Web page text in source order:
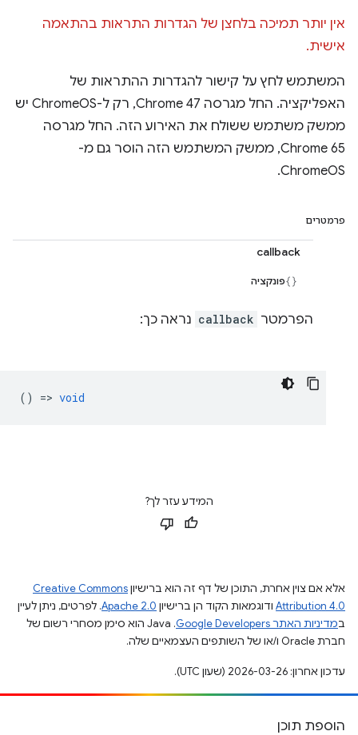
אין יותר תמיכה בלחצן של הגדרות התראות בהתאמה
אישית.
המשתמש לחץ על קישור להגדרות ההתראות של
האפליקציה. החל מגרסה Chrome 47, רק ל-ChromeOS יש
ממשק משתמש ששולח את האירוע הזה. החל מגרסה
Chrome 65, ממשק המשתמש הזה הוסר גם מ-
ChromeOS.
פרמטרים
callback
פונקציה
הפרמטר callback נראה כך:
() => void
המידע עזר לך?
אלא אם צוין אחרת, התוכן של דף זה הוא ברישיוןCreative Commons
Attribution 4.0 ודוגמאות הקוד הן ברישיון Apache 2.0. לפרטים, ניתן לעיין
במדיניות האתר Google Developers‏
.‏ Java הוא סימן מסחרי רשום של
חברת Oracle ו/או של השותפים העצמאיים שלה.
עדכון אחרון: 2026-03-26 (שעון UTC).
הוספת תוכן